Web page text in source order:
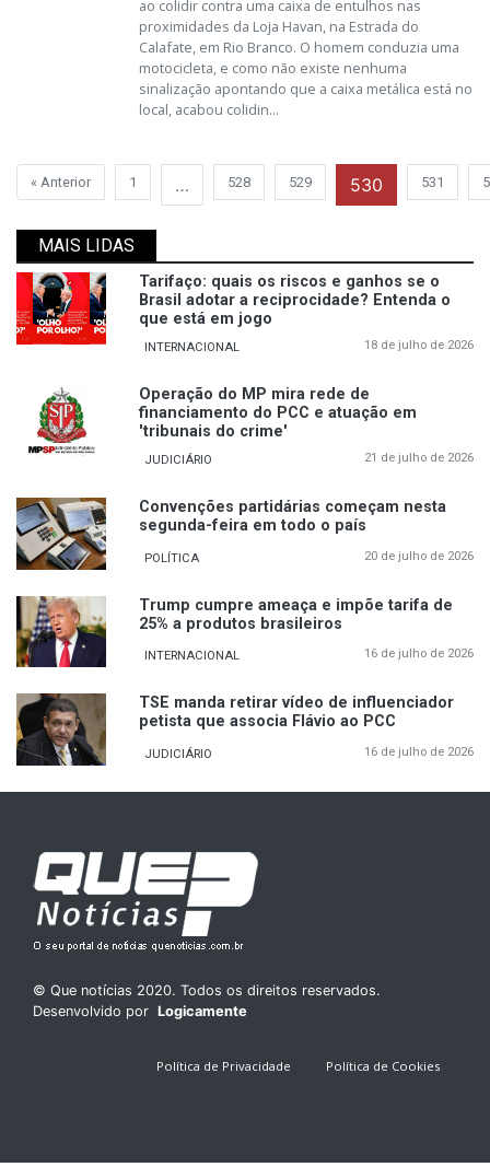
ao colidir contra uma caixa de entulhos nas
proximidades da Loja Havan, na Estrada do
Calafate, em Rio Branco. O homem conduzia uma
motocicleta, e como não existe nenhuma
sinalização apontando que a caixa metálica está no
local, acabou colidin...
« Anterior 1 … 528 529 530 531
MAIS LIDAS
Tarifaço: quais os riscos e ganhos se o
Brasil adotar a reciprocidade? Entenda o
que está em jogo
INTERNACIONAL 18 de julho de 2026
Operação do MP mira rede de
financiamento do PCC e atuação em
'tribunais do crime'
JUDICIÁRIO 21 de julho de 2026
Convenções partidárias começam nesta
segunda-feira em todo o país
POLÍTICA 20 de julho de 2026
Trump cumpre ameaça e impõe tarifa de
25% a produtos brasileiros
INTERNACIONAL 16 de julho de 2026
TSE manda retirar vídeo de influenciador
petista que associa Flávio ao PCC
JUDICIÁRIO 16 de julho de 2026
© Que notícias 2020. Todos os direitos reservados.
Desenvolvido por Logicamente
Política de Privacidade Política de Cookies